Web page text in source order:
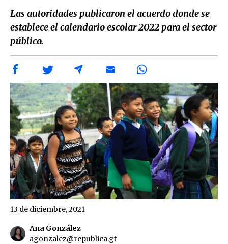
Las autoridades publicaron el acuerdo donde se
establece el calendario escolar 2022 para el sector
público.
Ana González
agonzalez@republica.gt
13 de diciembre, 2021